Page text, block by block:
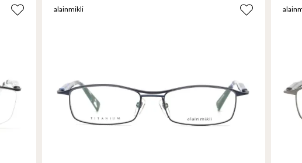
alainmikli